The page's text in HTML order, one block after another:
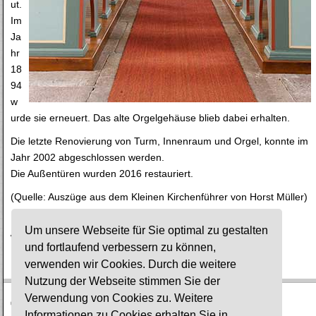
Um unsere Webseite für Sie optimal zu gestalten
und fortlaufend verbessern zu können,
verwenden wir Cookies. Durch die weitere
Nutzung der Webseite stimmen Sie der
Verwendung von Cookies zu. Weitere
ut.
Im
Ja
hr
18
94
w
urde sie erneuert. Das alte Orgelgehäuse blieb dabei erhalten.
Die letzte Renovierung von Turm, Innenraum und Orgel, konnte im
Jahr 2002 abgeschlossen werden.
Die Außentüren wurden 2016 restauriert.
(Quelle: Auszüge aus dem Kleinen Kirchenführer von Horst Müller)
wöchentlich gehalten.
© Ev. Gesamtkirchengemeinde Lauterbach-Wartenberg